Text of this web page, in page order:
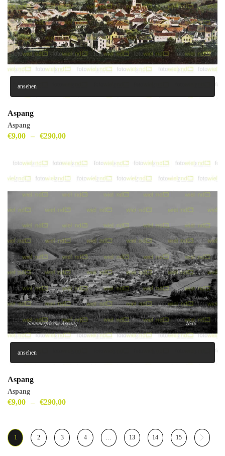
ansehen
Aspang
Aspang
€9,00 – €290,00
ansehen
Aspang
Aspang
€9,00 – €290,00
1 2 3 4 13 14 15